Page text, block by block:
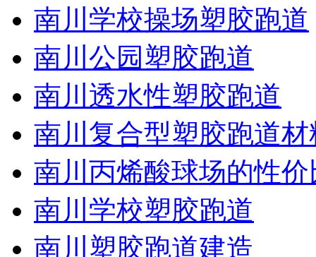
南川学校操场塑胶跑道
南川公园塑胶跑道
南川透水性塑胶跑道
南川复合型塑胶跑道材
南川丙烯酸球场的性价
南川学校塑胶跑道
南川塑胶跑道建造